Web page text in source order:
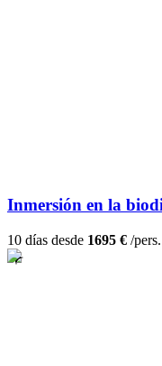
Inmersión en la
10 días desde 1695 € /pers.